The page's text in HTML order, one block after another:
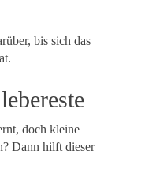
bis sich das
doch kleine
Dann hilft dieser